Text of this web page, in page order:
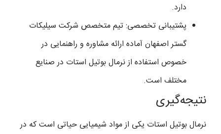
دارد.
پشتیبانی تخصصی: تیم متخصص شرکت سیلیکات
گستر اصفهان آماده ارائه مشاوره و راهنمایی در
خصوص استفاده از نرمال بوتیل استات در صنایع
مختلف است.
نتیجه‌گیری
نرمال بوتیل استات یکی از مواد شیمیایی حیاتی است که در